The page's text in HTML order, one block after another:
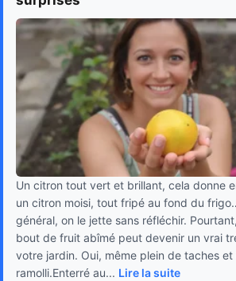
Un citron tout vert et brillant, cela donne
un citron moisi, tout fripé au fond du
général, on le jette sans réfléchir.
bout de fruit abîmé peut devenir un vrai
votre jardin. Oui, même plein de taches
ramolli.Enterré au... Lire la suite